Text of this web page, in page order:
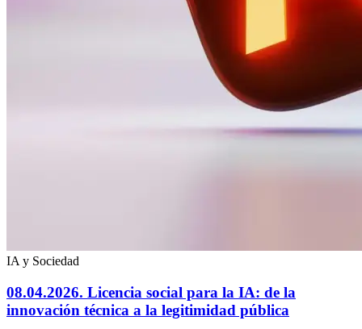
IA y Sociedad
08.04.2026. Licencia social para la IA: de la
innovación técnica a la legitimidad pública